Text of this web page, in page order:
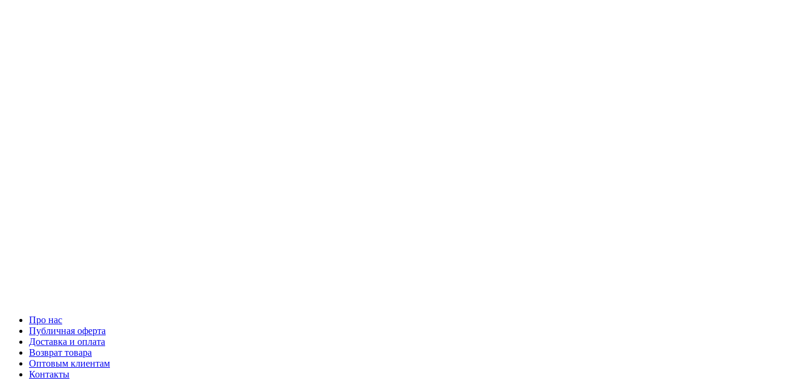
Про нас
Публичная оферта
Доставка и оплата
Возврат товара
Оптовым клиентам
Контакты